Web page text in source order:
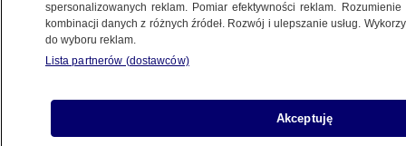
spersonalizowanych reklam. Pomiar efektywności reklam.
kombinacji danych z różnych źródeł. Rozwój i ulepszanie usług.
do wyboru reklam.
Lista partnerów (dostawców)
Akceptuję